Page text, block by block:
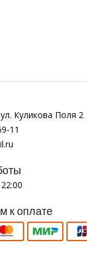
Куликова Поля 2
11
к оплате